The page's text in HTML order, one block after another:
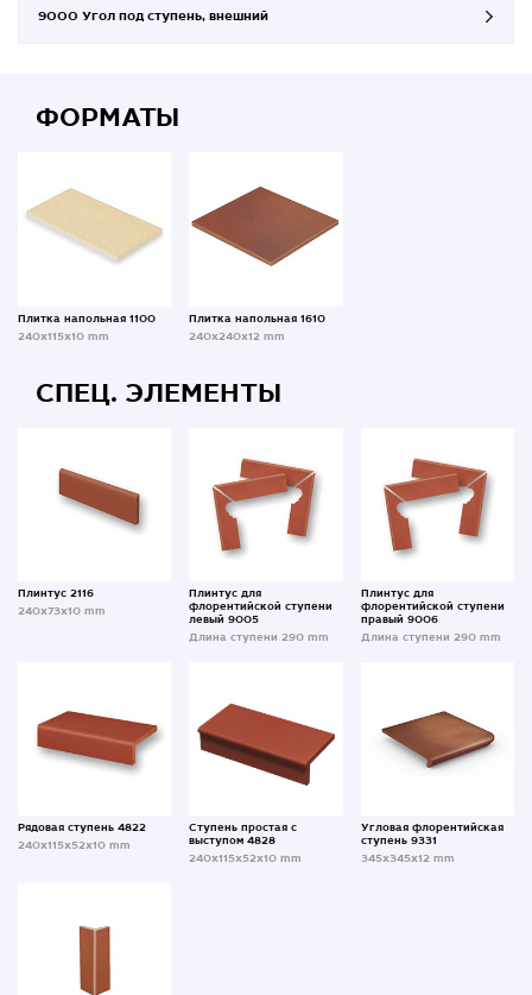
9000 Угол под ступень, внешний
ФОРМАТЫ
Плитка напольная 1100
240x115x10 mm
Плитка напольная 1610
240x240x12 mm
СПЕЦ. ЭЛЕМЕНТЫ
Плинтус 2116
240x73x10 mm
Плинтус для
флорентийской ступени
левый 9005
Длина ступени 290 mm
Плинтус для
флорентийской ступени
правый 9006
Длина ступени 290 mm
Рядовая ступень 4822
240x115x52x10 mm
Ступень простая с
выступом 4828
240x115x52x10 mm
Угловая флорентийская
ступень 9331
345x345x12 mm